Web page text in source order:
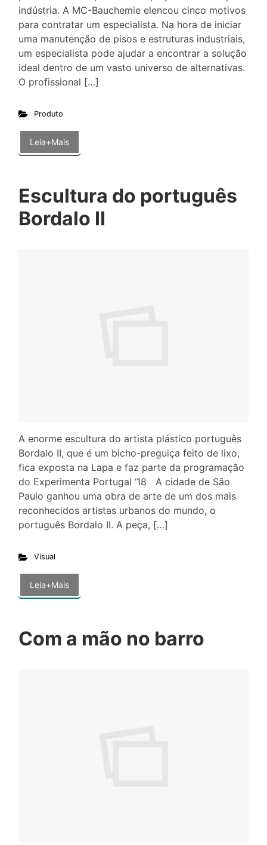
indústria. A MC-Bauchemie elencou cinco motivos
para contratar um especialista. Na hora de iniciar
uma manutenção de pisos e estruturas industriais,
um especialista pode ajudar a encontrar a solução
ideal dentro de um vasto universo de alternativas.
O profissional […]
Produto
Leia+Mais
Escultura do português
Bordalo II
A enorme escultura do artista plástico português
Bordalo II, que é um bicho-preguiça feito de lixo,
fica exposta na Lapa e faz parte da programação
do Experimenta Portugal ‘18 A cidade de São
Paulo ganhou uma obra de arte de um dos mais
reconhecidos artistas urbanos do mundo, o
português Bordalo II. A peça, […]
Visual
Leia+Mais
Com a mão no barro